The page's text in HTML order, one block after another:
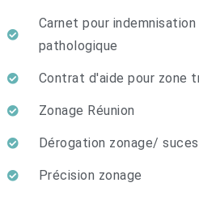
Carnet pour
pathologique
Contrat d'aide pour zone
Zonage Réunion
Dérogation zonage/
Précision zonage